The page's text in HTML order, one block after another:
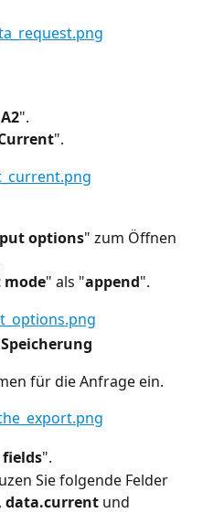
".
".
options" zum Öffnen
" als "append".
für die Anfrage ein.
fields".
Sie folgende Felder
, data.current und